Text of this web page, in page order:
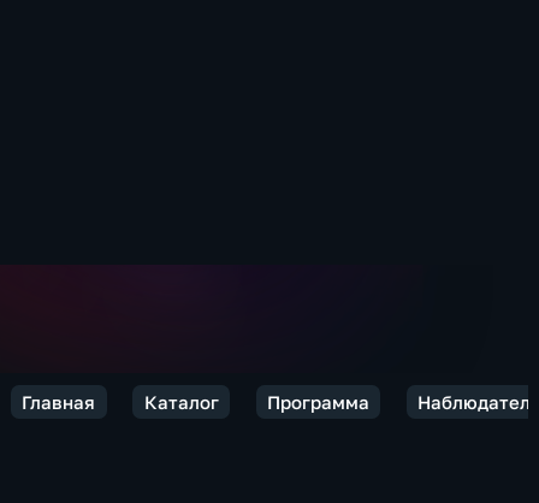
Главная Каталог Программа Наблюдатель